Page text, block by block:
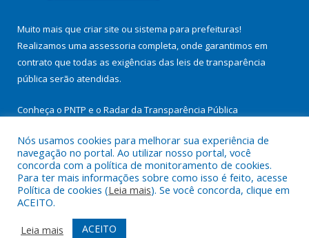
Muito mais que criar site ou sistema para prefeituras!
Realizamos uma assessoria completa, onde garantimos em
contrato que todas as exigências das leis de transparência
pública serão atendidas.
Conheça o PNTP e o Radar da Transparência Pública
Todos os direitos reservados a Prefeitura Municipal de
Cachoeira do Arari.
Mapa do Site
Acessar Área Administrativa
Nós usamos cookies para melhorar sua experiência de
navegação no portal. Ao utilizar nosso portal, você
concorda com a política de monitoramento de cookies.
Para ter mais informações sobre como isso é feito, acesse
Política de cookies (Leia mais). Se você concorda, clique em
ACEITO.
Leia mais
ACEITO